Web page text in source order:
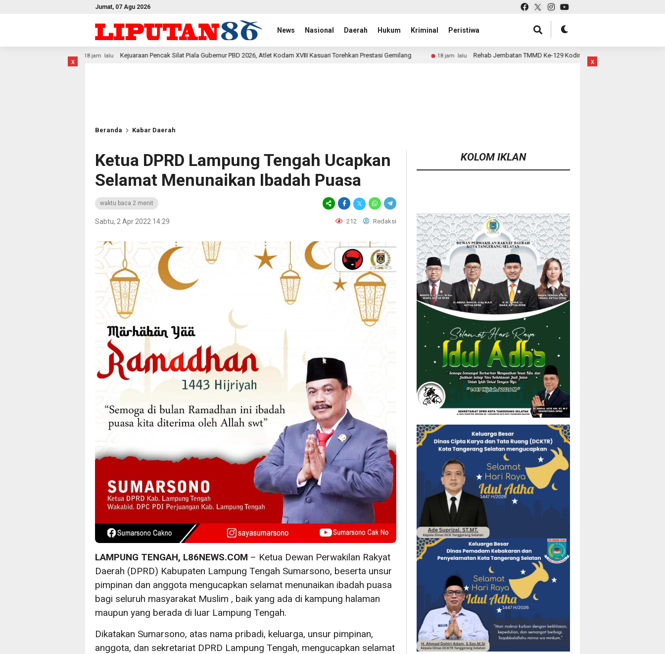
Jumat, 07 Agu 2026
News Nasional Daerah Hukum Kriminal Peristiwa
x
Kejuaraan Pencak Silat Piala Gubernur PBD 2026, Atlet Kodam XVIII Kasuari Torehkan Prestasi Gemilang 18 jam lalu Rehab Jembatan TMMD Ke-129 Kodim 1807/Sorsel Hampir Rampung, Perkuat Akses dan
Beranda Kabar Daerah
Ketua DPRD Lampung Tengah Ucapkan
Selamat Menunaikan Ibadah Puasa
waktu baca 2 menit
Sabtu, 2 Apr 2022 14:29 212 Redaksi
LAMPUNG TENGAH, L86NEWS.COM – Ketua Dewan Perwakilan Rakyat
Daerah (DPRD) Kabupaten Lampung Tengah Sumarsono, beserta unsur
pimpinan dan anggota mengucapkan selamat menunaikan ibadah puasa
bagi seluruh masyarakat Muslim , baik yang ada di kampung halaman
maupun yang berada di luar Lampung Tengah.
Dikatakan Sumarsono, atas nama pribadi, keluarga, unsur pimpinan,
anggota, dan sekretariat DPRD Lampung Tengah, mengucapkan selamat
KOLOM IKLAN
x